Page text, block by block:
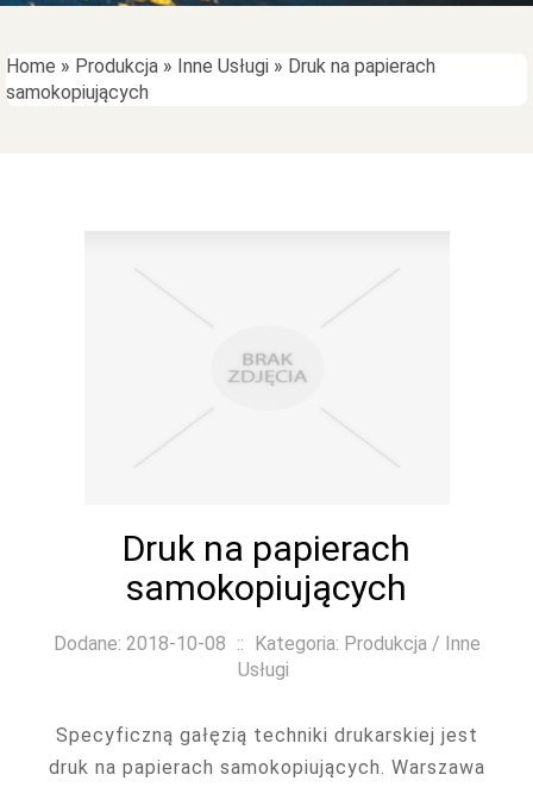
Home » Produkcja » Inne Usługi » Druk na papierach
samokopiujących
Druk na papierach
samokopiujących
Dodane: 2018-10-08 :: Kategoria: Produkcja / Inne
Usługi
Specyficzną gałęzią techniki drukarskiej jest
druk na papierach samokopiujących. Warszawa